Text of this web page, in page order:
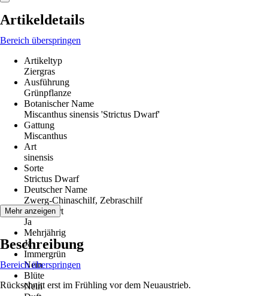
Artikeldetails
Bereich überspringen
Artikeltyp
Ziergras
Ausführung
Grünpflanze
Botanischer Name
Miscanthus sinensis 'Strictus Dwarf'
Gattung
Miscanthus
Art
sinensis
Sorte
Strictus Dwarf
Deutscher Name
Zwerg-Chinaschilf, Zebraschilf
Winterhart
Ja
Mehrjährig
Ja
Immergrün
Nein
Blüte
Nein
Mehr anzeigen
Beschreibung
Bereich überspringen
Rückschnitt erst im Frühling vor dem Neuaustrieb.